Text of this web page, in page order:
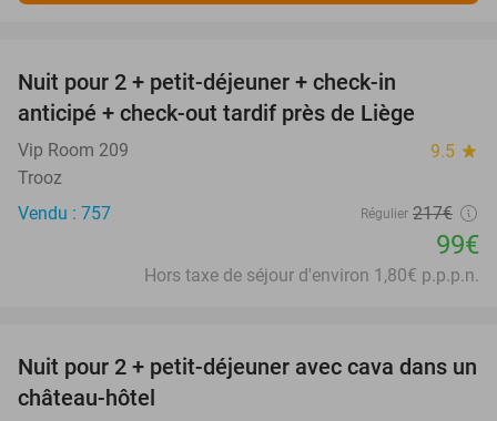
Nuit pour 2 + petit-déjeuner + check-in
anticipé + check-out tardif près de Liège
Vip Room 209 9.5 star
Trooz
Vendu : 757
Régulier 217€
99€
Hors taxe de séjour d'environ 1,80€ p.p.p.n.
48%
Nuit pour 2 + petit-déjeuner avec cava dans un
château-hôtel